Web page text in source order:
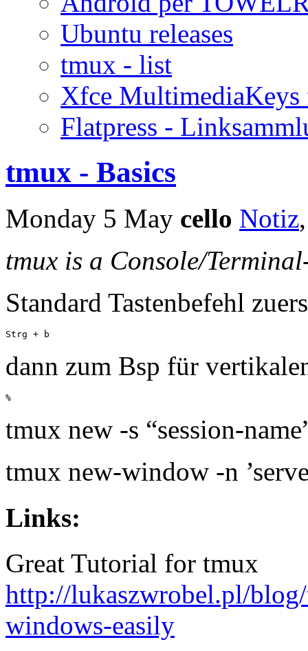
Ubuntu releases
tmux - list
Xfce
Flatpress -
tmux - Basics
Monday 5 May cello Notiz
tmux is a Console/
Standard Tastenbefehl
Strg + b
dann zum Bsp für
%
tmux new -s “session-
tmux new-window -n
Links:
Great Tutorial for tmux
http://lukaszwrobel.pl/
windows-easily